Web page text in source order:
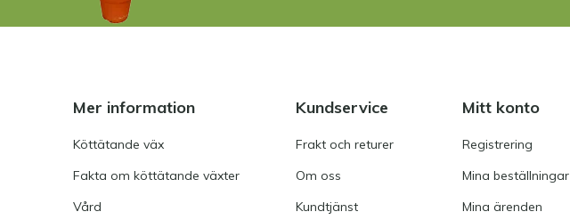
Mer information
Köttätande väx
Fakta om köttätande växter
Vård
Kundservice
Frakt och returer
Om oss
Kundtjänst
Mitt konto
Registrering
Mina beställningar
Mina ärenden